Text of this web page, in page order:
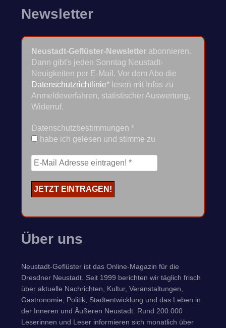
Newsletter
Neustadt-Geflüster-Newsletter abonnieren.
Dann gibt's jeden Sonntag Neustadt-
Neuigkeiten per E-Mail. Vor dem Abo die
Datenschutzrichtlinie* lesen mit Infos zu
Anmeldeverfahren, statistischer Auswertung,
Widerruf.
Datenschutzbestimmungen *
habe ich gelesen und stimme zu
Über uns
Neustadt-Geflüster ist das Online-Magazin für die
Dresdner Neustadt. Seit 1999 berichten wir täglich frisch
über aktuelle Nachrichten, Kultur, Veranstaltungen,
Gastronomie, Politik, Stadtentwicklung und das Leben in
der Inneren und Äußeren Neustadt. Rund 200.000
Leserinnen und Leser informieren sich monatlich über